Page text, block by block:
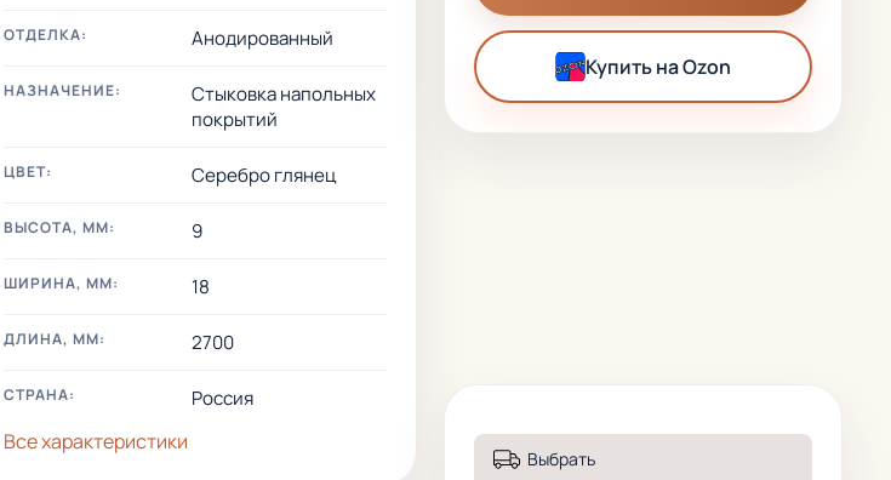
ОТДЕЛКА: Анодированный
НАЗНАЧЕНИЕ:
Стыковка напольных
покрытий
ЦВЕТ: Серебро глянец
ВЫСОТА, ММ: 9
ШИРИНА, ММ: 18
ДЛИНА, ММ: 2700
СТРАНА: Россия
Все характеристики
Купить на Ozon
Выбрать